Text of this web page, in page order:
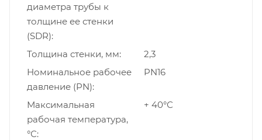
диаметра трубы к
толщине ее стенки
(SDR)
Толщина стенки, мм
2,3
Номинальное рабочее
давление (PN)
PN16
Максимальная
рабочая температура,
°С
+ 40°С